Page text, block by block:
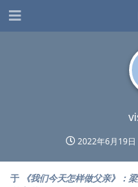
2022年6月19日
于
《我们今天怎样做父亲》